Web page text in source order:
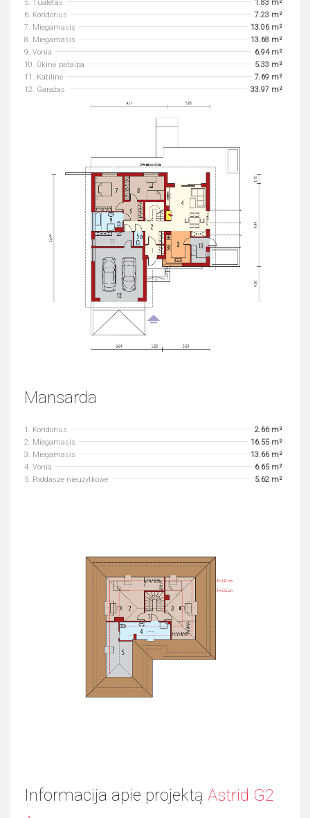
5. Tualetas
1.83 m²
6. Koridorius
7.23 m²
7. Miegamasis
13.06 m²
8. Miegamasis
13.68 m²
9. Vonia
6.94 m²
10. Ūkinė patalpa
5.33 m²
11. Katilinė
7.69 m²
12. Garažas
33.97 m²
Mansarda
1. Koridorius
2.66 m²
2. Miegamasis
16.55 m²
3. Miegamasis
13.66 m²
4. Vonia
6.65 m²
5. Poddasze nieużytkowe
5.62 m²
Informacija apie projektą Astrid G2